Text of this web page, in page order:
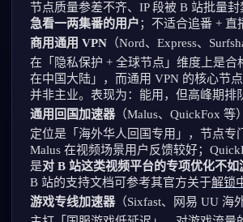
节点质量参差不齐、IP 段被 B 站批量
急看一两集番的用户；不适合追番 + 直
商用通用 VPN （Nord、Express、
在「隐私保护 + 全球节点」维度上是合
在中国大陆」，而通用 VPN 的核心节
并非主业。表现为：能用，但高峰期排
通用回国加速器（Malus、QuickFox 等
定位是「海外华人回国专用」，节点
Malus 在视频场景用户反馈较好；
是对 B 站这类视频平台的专项优化不
B 站的支持文档可参考其官方关于解锁
游戏专线加速器（Sixfast、网易 UU 海